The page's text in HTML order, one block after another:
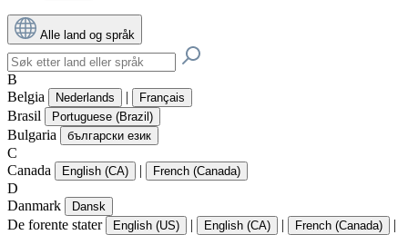
Alle land og språk
B
Belgia
Nederlands | Français
Brasil Portuguese (Brazil)
Bulgaria български език
C
Canada
English (CA) | French (Canada)
D
Danmark
Dansk
De forente stater English (US) | English (CA) | French (Canada) |